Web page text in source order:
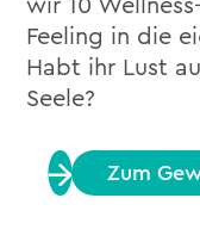
wir 10
Feeling in die
Habt ihr Lust
Seele?
Zum